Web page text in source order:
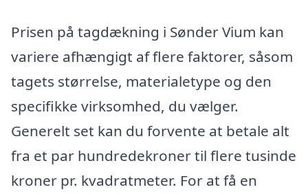
Prisen på tagdækning i Sønder Vium kan
variere afhængigt af flere faktorer, såsom
tagets størrelse, materialetype og den
specifikke virksomhed, du vælger.
Generelt set kan du forvente at betale alt
fra et par hundredekroner til flere tusinde
kroner pr. kvadratmeter. For at få en